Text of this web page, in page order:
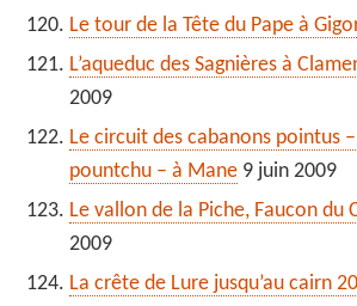
Le tour de la Tête du Pape à
L’aqueduc des Sagnières à
2009
Le circuit des cabanons pointus
pountchu – à Mane 9 juin 2009
Le vallon de la Piche, Faucon du
2009
La crête de Lure jusqu’au cairn